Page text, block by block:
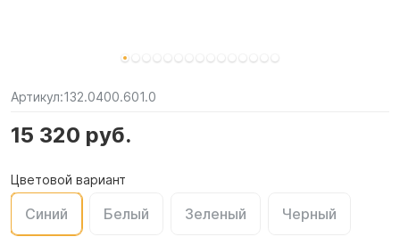
Артикул:132.0400.601.0
15 320 руб.
Цветовой вариант
Синий Белый Зеленый Черный